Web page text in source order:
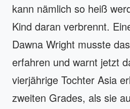
kann nämlich so heiß
Kind daran verbrennt.
Dawna Wright musste
erfahren und warnt jetzt
vierjährige Tochter Asia
zweiten Grades, als sie